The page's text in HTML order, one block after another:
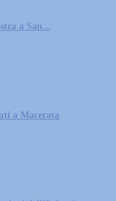
a San...
a Macerata